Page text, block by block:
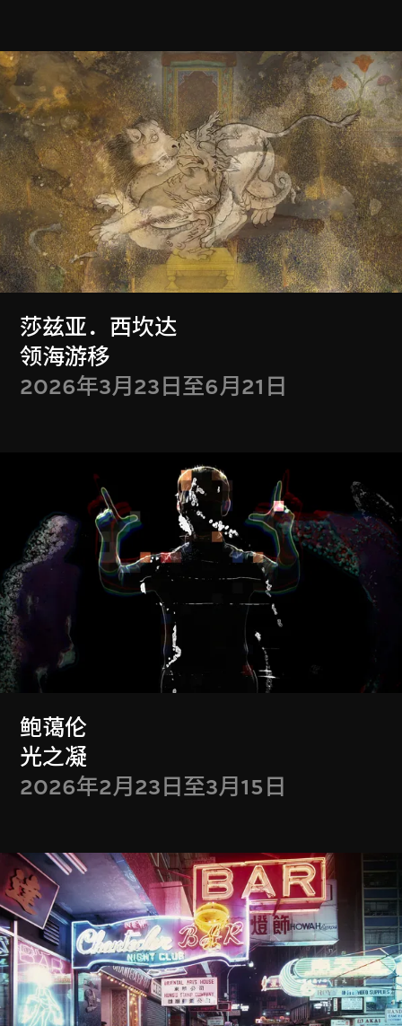
莎兹亚．西坎达
领海游移
2026年3月23日至6月21日
鲍蔼伦
光之凝
2026年2月23日至3月15日
邵志飞
可读城市 香港
2024年7月19日至
10月27日
杨福东
雍雀
2024年3月22日至6
月27日
特别放映
Special Screenings
流动影像藏品
其他M+委约作品
M+馆藏选粹
其他短片